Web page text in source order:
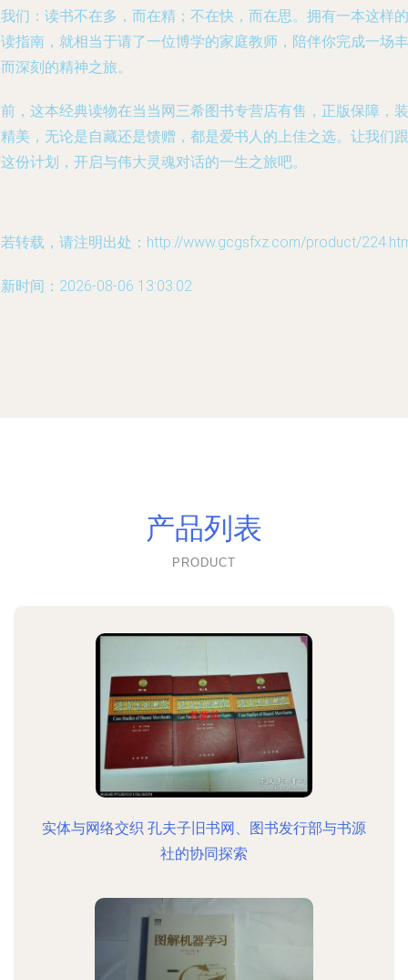
们：读书不在多，而在精；不在快，而在思。拥有一本这样的
指南，就相当于请了一位博学的家庭教师，陪伴你完成一场丰
深刻的精神之旅。
，这本经典读物在当当网三希图书专营店有售，正版保障，装
美，无论是自藏还是馈赠，都是爱书人的上佳之选。让我们跟
份计划，开启与伟大灵魂对话的一生之旅吧。
转载，请注明出处：http://www.gcgsfxz.com/product/
时间：2026-08-06 13:03:02
产品列表
PRODUCT
实体与网络交织 孔夫子旧书网、图书发行部与书源
社的协同探索